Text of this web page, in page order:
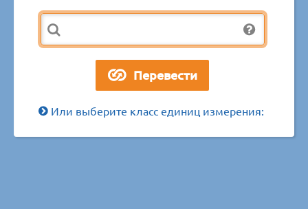
Или выберите класс единиц измерения: